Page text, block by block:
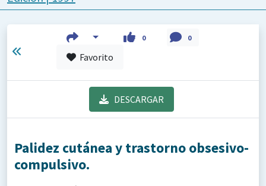
0 0
Favorito
DESCARGAR
Palidez cutánea y trastorno obsesivo-
compulsivo.